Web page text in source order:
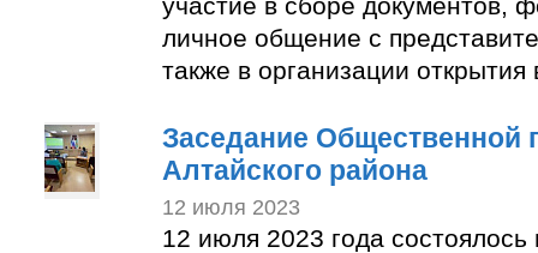
личное общение с
также в организации открытия
Заседание Общественной
Алтайского района
12 июля 2023
12 июля 2023 года состоялось